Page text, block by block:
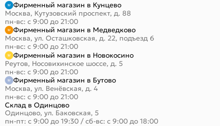
Фирменный магазин в Кунцево
Москва, Кутузовский проспект, д. 88
пн-вс: с 9:00 до 21:00
Фирменный магазин в Медведково
Москва, ул. Осташковская, д. 22, подъезд 6
пн-вс: с 9:00 до 21:00
Фирменный магазин в Новокосино
Реутов, Носовихинское шоссе, д. 5
пн-вс: с 9:00 до 21:00
Фирменный магазин в Бутово
Москва, ул. Венёвская, д. 4
пн-вс: с 9:00 до 21:00
Склад в Одинцово
Одинцово, ул. Баковская, 5
пн-пт: с 9:00 до 19:30 / сб-вс: с 9:00 до 18:00